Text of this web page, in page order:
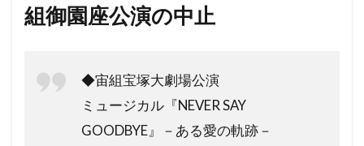
組御園座公演の中止
◆宙組宝塚大劇場公演
ミュージカル『NEVER SAY
GOODBYE』－ある愛の軌跡－